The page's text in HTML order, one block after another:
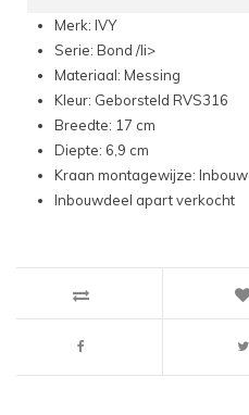
Merk: IVY
Serie: Bond /li>
Materiaal: Messing
Kleur: Geborsteld RVS316
Breedte: 17 cm
Diepte: 6,9 cm
Kraan montagewijze: Inbouw
Inbouwdeel apart verkocht